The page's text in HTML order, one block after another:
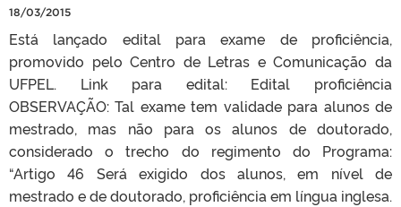
18/03/2015
Está lançado edital para exame de proficiência,
promovido pelo Centro de Letras e Comunicação da
UFPEL. Link para edital: Edital proficiência
OBSERVAÇÃO: Tal exame tem validade para alunos de
mestrado, mas não para os alunos de doutorado,
considerado o trecho do regimento do Programa:
“Artigo 46 Será exigido dos alunos, em nível de
mestrado e de doutorado, proficiência em língua inglesa.